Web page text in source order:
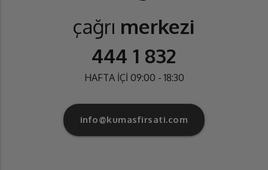
çağrı merkezi
444 1 832
HAFTA İÇİ 09:00 - 18:30
info@kumasfirsati.com